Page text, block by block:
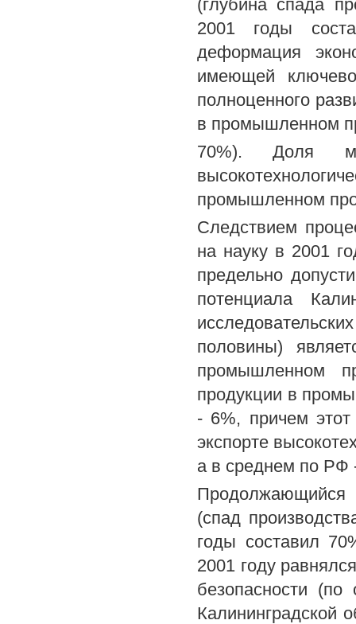
(глубина спада
2001 годы
деформация
имеющей
полноценного
в промышленном
70%). Доля
промышленном
Следствием
на науку в 2001
предельно
потенциала
половины)
промышленном
продукции в
- 6%, причем
экспорте
а в среднем по РФ
Продолжающийся
(спад
годы составил
2001 году
безопасности (по
Калининградской